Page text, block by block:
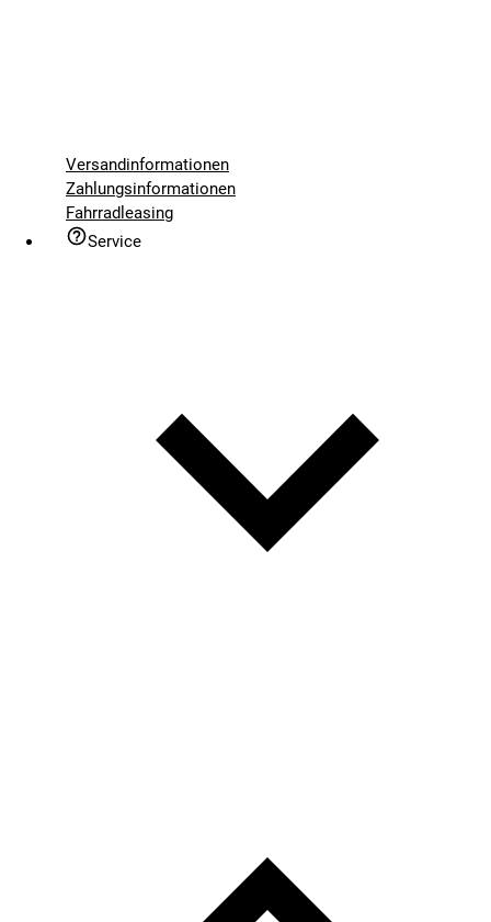
Versandinformationen
Zahlungsinformationen
Fahrradleasing
Service